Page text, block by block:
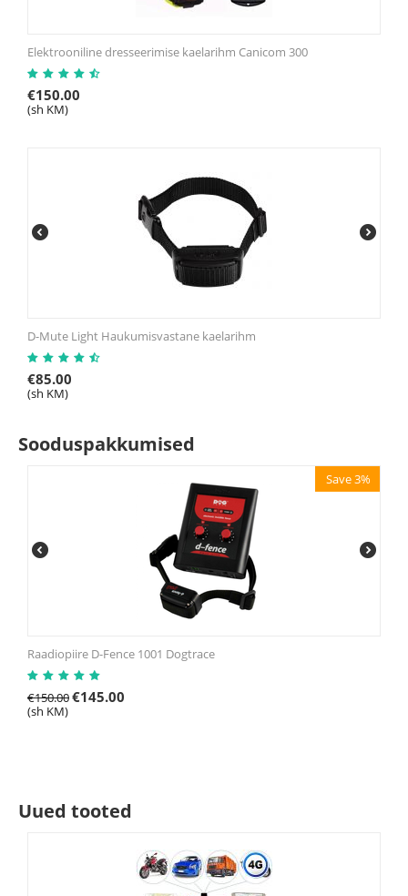
Elektrooniline dresseerimise kaelarihm Canicom 300
€150.00
(sh KM)
D-Mute Light Haukumisvastane kaelarihm
€85.00
(sh KM)
Sooduspakkumised
Save 3%
Raadiopiire D-Fence 1001 Dogtrace
€150.00€145.00
(sh KM)
Uued tooted